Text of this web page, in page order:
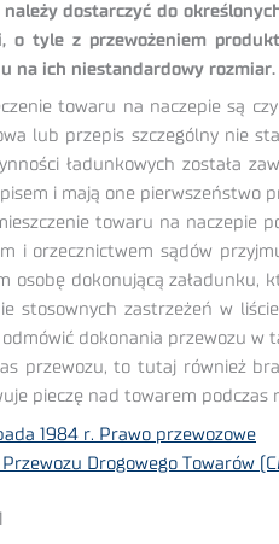
dostarczyć do
o tyle z przewożeniem
na ich niestandardowy
towaru na naczepie są
lub przepis szczególny nie
ładunkowych została
i mają one pierwszeństwo
towaru na
i orzecznictwem sądów
osobę dokonującą
stosownych zastrzeżeń w
dokonania przewozu
przewozu, to tutaj również
pieczę nad towarem
1984 r. Prawo przewozowe
Drogowego Towarów